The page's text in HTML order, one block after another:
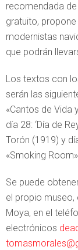
recomendada
gratuito,
modernistas
que podrán
Los textos con
serán las
«Cantos de Vida
día 28: ‘Día de
Torón (1919) y
«Smoking
Se puede
el propio museo,
Moya, en el
electrónicos